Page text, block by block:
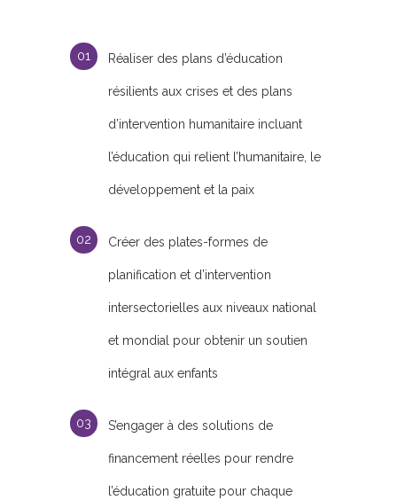
Réaliser des plans d’éducation
résilients aux crises et des plans
d’intervention humanitaire incluant
l’éducation qui relient l’humanitaire, le
développement et la paix
Créer des plates-formes de
planification et d’intervention
intersectorielles aux niveaux national
et mondial pour obtenir un soutien
intégral aux enfants
S’engager à des solutions de
financement réelles pour rendre
l’éducation gratuite pour chaque